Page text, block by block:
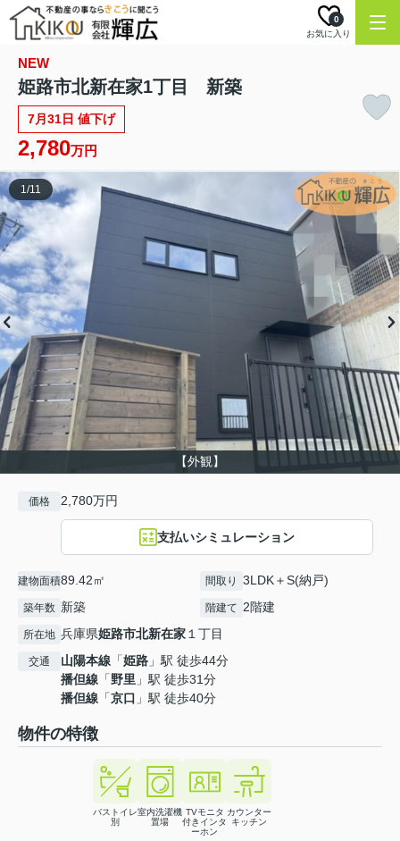
お気に入り
0
NEW
姫路市北新在家1丁目 新築
7月31日 値下げ
2,780万円
【外観】
1/11
価格 2,780万円
支払いシミュレーション
建物面積89.42㎡ 間取り 3LDK＋S(納戸)
築年数 新築 階建て 2階建
所在地 兵庫県姫路市北新在家１丁目
交通 山陽本線 「姫路 」駅 徒歩44分
播但線 「野里 」駅 徒歩31分
播但線 「京口 」駅 徒歩40分
物件の特徴
バストイレ
別
室内洗濯機
置場
TVモニタ
付きインタ
ーホン
カウンター
キッチン